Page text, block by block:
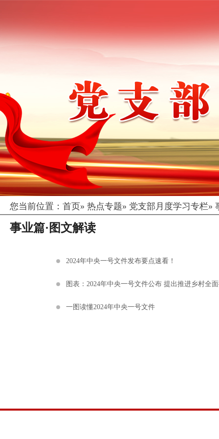
您当前位置： 首页» 热点专题» 党支部月度学习专栏»
事业篇·图文解读
2024年中央一号文件发布要点速看！
图表：2024年中央一号文件公布 提出推进乡村全
一图读懂2024年中央一号文件